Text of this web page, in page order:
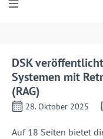
DSK
Systemen mit
(RAG)
28. Oktober 2025
Auf 18 Seiten bietet